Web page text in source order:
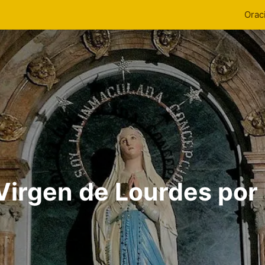
de Lourdes